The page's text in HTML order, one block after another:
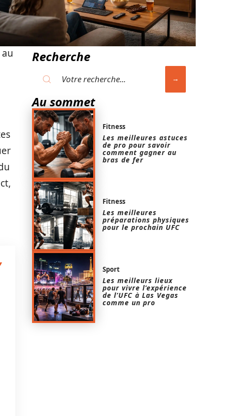
au
Recherche
Au sommet
Fitness
Les meilleures astuces
de pro pour savoir
comment gagner au
bras de fer
Fitness
Les meilleures
préparations physiques
pour le prochain UFC
Sport
Les meilleurs lieux
pour vivre l’expérience
de l’UFC à Las Vegas
comme un pro